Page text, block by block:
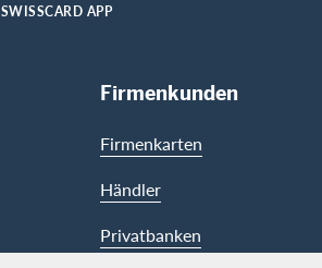
SWISSCARD APP
Firmenkunden
Firmenkarten
Händler
Privatbanken